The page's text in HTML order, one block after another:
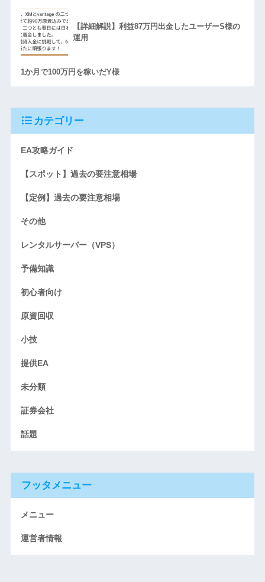
【詳細解説】利益87万円出金したユーザーS様の
運用
1か月で100万円を稼いだY様
カテゴリー
EA攻略ガイド
【スポット】過去の要注意相場
【定例】過去の要注意相場
その他
レンタルサーバー（VPS）
予備知識
初心者向け
原資回収
小技
提供EA
未分類
証券会社
話題
フッタメニュー
メニュー
運営者情報